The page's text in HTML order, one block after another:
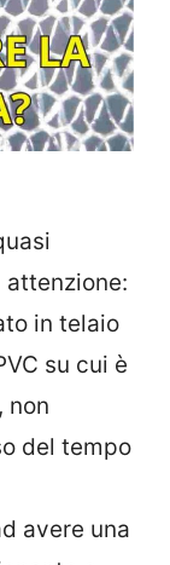
in telaio
su cui è
non
del tempo
avere una